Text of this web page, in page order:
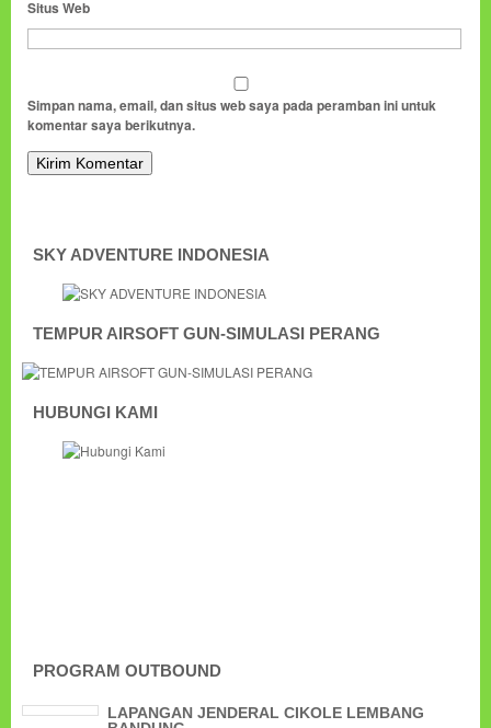
Situs Web
Simpan nama, email, dan situs web saya pada peramban ini untuk
komentar saya berikutnya.
SKY ADVENTURE INDONESIA
TEMPUR AIRSOFT GUN-SIMULASI PERANG
HUBUNGI KAMI
PROGRAM OUTBOUND
LAPANGAN JENDERAL CIKOLE LEMBANG